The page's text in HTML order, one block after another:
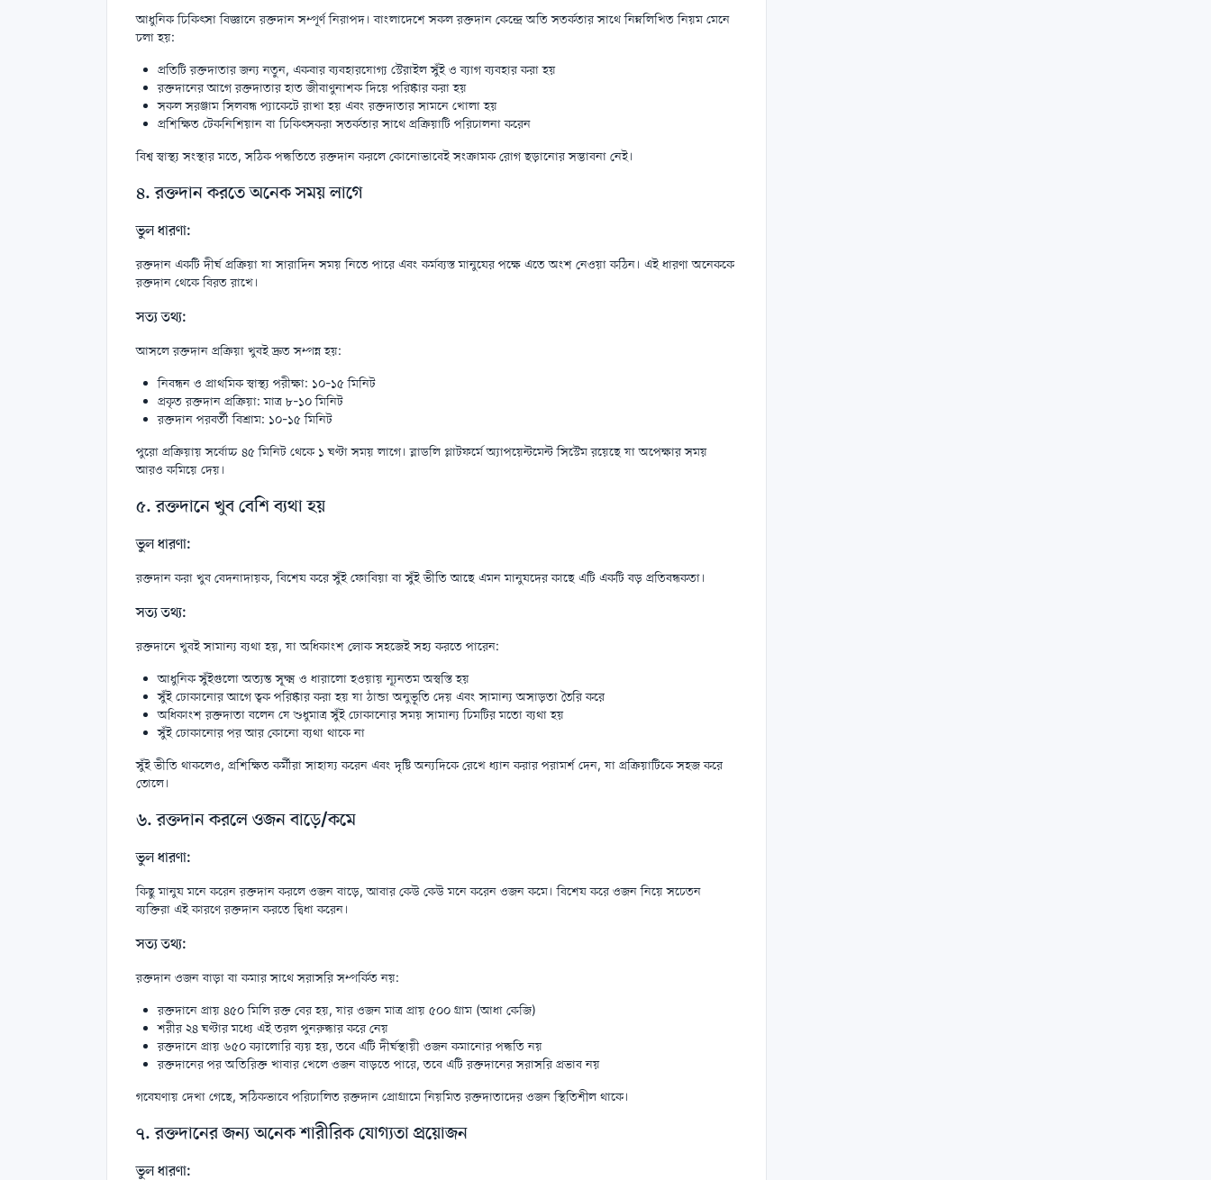
আধুনিক চিকিৎসা বিজ্ঞানে রক্তদান সম্পূর্ণ নিরাপদ। বাংলাদেশে সকল রক্তদান কেন্দ্রে অতি সতর্কতার সাথে নিম্নলিখিত নিয়ম মেনে
চলা হয়:
প্রতিটি রক্তদাতার জন্য নতুন, একবার ব্যবহারযোগ্য স্টেরাইল সুঁই ও ব্যাগ ব্যবহার করা হয়
রক্তদানের আগে রক্তদাতার হাত জীবাণুনাশক দিয়ে পরিষ্কার করা হয়
সকল সরঞ্জাম সিলবন্ধ প্যাকেটে রাখা হয় এবং রক্তদাতার সামনে খোলা হয়
প্রশিক্ষিত টেকনিশিয়ান বা চিকিৎসকরা সতর্কতার সাথে প্রক্রিয়াটি পরিচালনা করেন
বিশ্ব স্বাস্থ্য সংস্থার মতে, সঠিক পদ্ধতিতে রক্তদান করলে কোনোভাবেই সংক্রামক রোগ ছড়ানোর সম্ভাবনা নেই।
৪. রক্তদান করতে অনেক সময় লাগে
ভুল ধারণা:
রক্তদান একটি দীর্ঘ প্রক্রিয়া যা সারাদিন সময় নিতে পারে এবং কর্মব্যস্ত মানুষের পক্ষে এতে অংশ নেওয়া কঠিন। এই ধারণা অনেককে
রক্তদান থেকে বিরত রাখে।
সত্য তথ্য:
আসলে রক্তদান প্রক্রিয়া খুবই দ্রুত সম্পন্ন হয়:
নিবন্ধন ও প্রাথমিক স্বাস্থ্য পরীক্ষা: ১০-১৫ মিনিট
প্রকৃত রক্তদান প্রক্রিয়া: মাত্র ৮-১০ মিনিট
রক্তদান পরবর্তী বিশ্রাম: ১০-১৫ মিনিট
পুরো প্রক্রিয়ায় সর্বোচ্চ ৪৫ মিনিট থেকে ১ ঘণ্টা সময় লাগে। ব্লাডলি প্লাটফর্মে অ্যাপয়েন্টমেন্ট সিস্টেম রয়েছে যা অপেক্ষার সময়
আরও কমিয়ে দেয়।
৫. রক্তদানে খুব বেশি ব্যথা হয়
ভুল ধারণা:
রক্তদান করা খুব বেদনাদায়ক, বিশেষ করে সুঁই ফোবিয়া বা সুঁই ভীতি আছে এমন মানুষদের কাছে এটি একটি বড় প্রতিবন্ধকতা।
সত্য তথ্য:
রক্তদানে খুবই সামান্য ব্যথা হয়, যা অধিকাংশ লোক সহজেই সহ্য করতে পারেন:
আধুনিক সুঁইগুলো অত্যন্ত সূক্ষ্ম ও ধারালো হওয়ায় ন্যূনতম অস্বস্তি হয়
সুঁই ঢোকানোর আগে ত্বক পরিষ্কার করা হয় যা ঠান্ডা অনুভূতি দেয় এবং সামান্য অসাড়তা তৈরি করে
অধিকাংশ রক্তদাতা বলেন যে শুধুমাত্র সুঁই ঢোকানোর সময় সামান্য চিমটির মতো ব্যথা হয়
সুঁই ঢোকানোর পর আর কোনো ব্যথা থাকে না
সুঁই ভীতি থাকলেও, প্রশিক্ষিত কর্মীরা সাহায্য করেন এবং দৃষ্টি অন্যদিকে রেখে ধ্যান করার পরামর্শ দেন, যা প্রক্রিয়াটিকে সহজ করে
তোলে।
৬. রক্তদান করলে ওজন বাড়ে/কমে
ভুল ধারণা:
কিছু মানুষ মনে করেন রক্তদান করলে ওজন বাড়ে, আবার কেউ কেউ মনে করেন ওজন কমে। বিশেষ করে ওজন নিয়ে সচেতন
ব্যক্তিরা এই কারণে রক্তদান করতে দ্বিধা করেন।
সত্য তথ্য:
রক্তদান ওজন বাড়া বা কমার সাথে সরাসরি সম্পর্কিত নয়:
রক্তদানে প্রায় ৪৫০ মিলি রক্ত বের হয়, যার ওজন মাত্র প্রায় ৫০০ গ্রাম (আধা কেজি)
শরীর ২৪ ঘণ্টার মধ্যে এই তরল পুনরুদ্ধার করে নেয়
রক্তদানে প্রায় ৬৫০ ক্যালোরি ব্যয় হয়, তবে এটি দীর্ঘস্থায়ী ওজন কমানোর পদ্ধতি নয়
রক্তদানের পর অতিরিক্ত খাবার খেলে ওজন বাড়তে পারে, তবে এটি রক্তদানের সরাসরি প্রভাব নয়
গবেষণায় দেখা গেছে, সঠিকভাবে পরিচালিত রক্তদান প্রোগ্রামে নিয়মিত রক্তদাতাদের ওজন স্থিতিশীল থাকে।
৭. রক্তদানের জন্য অনেক শারীরিক যোগ্যতা প্রয়োজন
ভুল ধারণা: